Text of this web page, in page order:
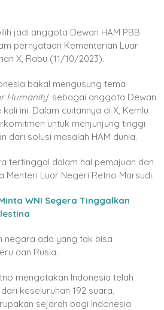
jadi anggota Dewan HAM PBB
pernyataan Kementerian Luar
X, Rabu (11/10/2023).
bakal mengusung tema
Humanity’ sebagai anggota Dewan
ini. Dalam cuitannya di X, Kemlu
untuk menjunjung tinggi
dari solusi masalah HAM dunia.
tertinggal dalam hal pemajuan dan
Menteri Luar Negeri Retno Marsudi.
WNI Segera Tinggalkan
negara ada yang tak bisa
dan Rusia.
mengatakan Indonesia telah
keseluruhan 192 suara.
sejarah bagi Indonesia